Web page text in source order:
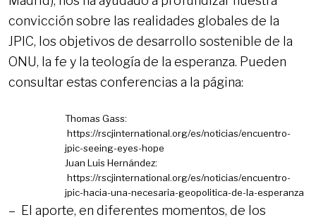
convicción sobre las realidades globales de la
JPIC, los objetivos de desarrollo sostenible de la
ONU, la fe y la teología de la esperanza. Pueden
consultar estas conferencias a la página:
Thomas Gass:
https://rscjinternational.org/es/noticias/encuentro-
jpic-seeing-eyes-hope
Juan Luis Hernández:
https://rscjinternational.org/es/noticias/encuentro-
jpic-hacia-una-necesaria-geopolitica-de-la-esperanza
– El aporte, en diferentes momentos, de los